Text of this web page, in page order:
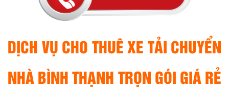
DỊCH VỤ CHO THUÊ XE TẢI CHUYỂN
NHÀ BÌNH THẠNH TRỌN GÓI GIÁ RẺ